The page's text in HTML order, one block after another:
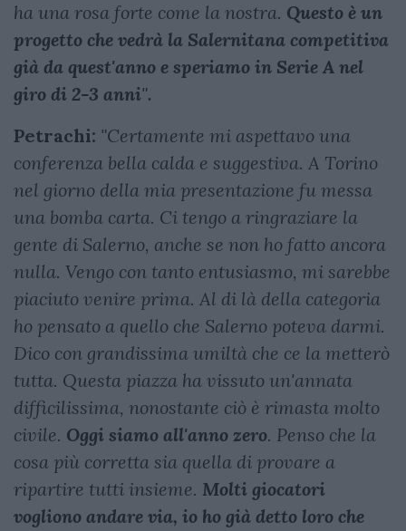
ha una rosa forte come la nostra. Questo è un
progetto che vedrà la Salernitana competitiva
già da quest'anno e speriamo in Serie A nel
giro di 2-3 anni".
Petrachi: "Certamente mi aspettavo una
conferenza bella calda e suggestiva. A Torino
nel giorno della mia presentazione fu messa
una bomba carta. Ci tengo a ringraziare la
gente di Salerno, anche se non ho fatto ancora
nulla. Vengo con tanto entusiasmo, mi sarebbe
piaciuto venire prima. Al di là della categoria
ho pensato a quello che Salerno poteva darmi.
Dico con grandissima umiltà che ce la metterò
tutta. Questa piazza ha vissuto un'annata
difficilissima, nonostante ciò è rimasta molto
civile. Oggi siamo all'anno zero. Penso che la
cosa più corretta sia quella di provare a
ripartire tutti insieme. Molti giocatori
vogliono andare via, io ho già detto loro che